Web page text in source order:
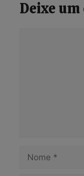
Deixe